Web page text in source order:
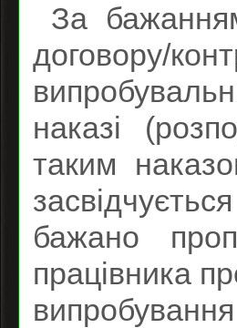
За
договору/
наказі
таким
бажано
працівника